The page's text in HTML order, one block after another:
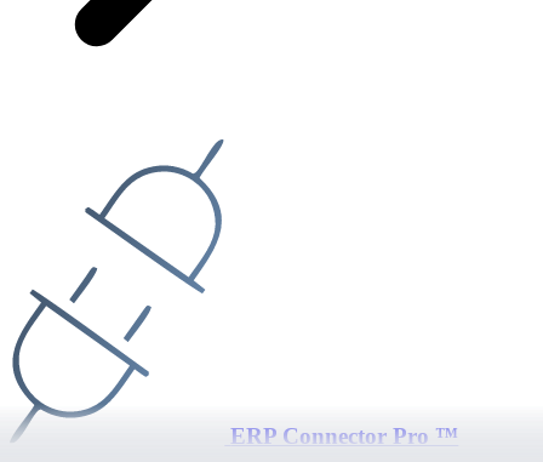
ERP Connector Pro ™